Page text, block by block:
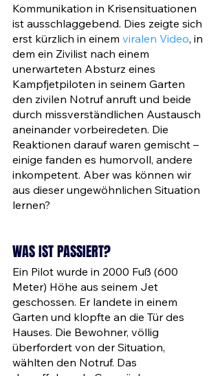
Kommunikation in Krisensituationen
ist ausschlaggebend. Dies zeigte sich
erst kürzlich in einem viralen Video, in
dem ein Zivilist nach einem
unerwarteten Absturz eines
Kampfjetpiloten in seinem Garten
den zivilen Notruf anruft und beide
durch missverständlichen Austausch
aneinander vorbeiredeten. Die
Reaktionen darauf waren gemischt –
einige fanden es humorvoll, andere
inkompetent. Aber was können wir
aus dieser ungewöhnlichen Situation
lernen?
WAS IST PASSIERT?
Ein Pilot wurde in 2000 Fuß (600
Meter) Höhe aus seinem Jet
geschossen. Er landete in einem
Garten und klopfte an die Tür des
Hauses. Die Bewohner, völlig
überfordert von der Situation,
wählten den Notruf. Das